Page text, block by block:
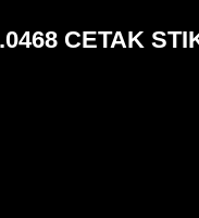
CETAK